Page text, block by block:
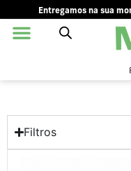
Entregamos na sua
Filtros